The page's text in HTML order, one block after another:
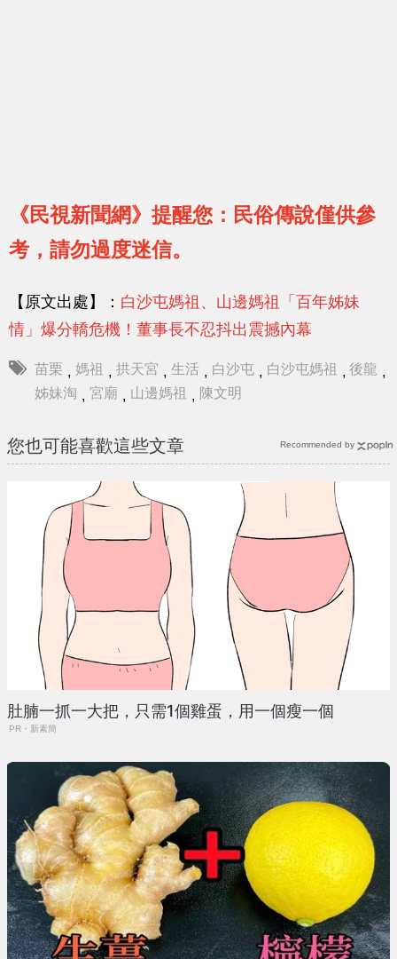
《民視新聞網》提醒您：民俗傳說僅供參
考，請勿過度迷信。
【原文出處】： 白沙屯媽祖、山邊媽祖「百年姊妹
情」爆分轎危機！董事長不忍抖出震撼內幕
苗栗 , 媽祖 , 拱天宮 , 生活 , 白沙屯 , 白沙屯媽祖 , 後龍 ,
姊妹淘 , 宮廟 , 山邊媽祖 , 陳文明
您也可能喜歡這些文章
肚腩一抓一大把，只需1個雞蛋，用一個瘦一個
PR・新素簡
Recommended by